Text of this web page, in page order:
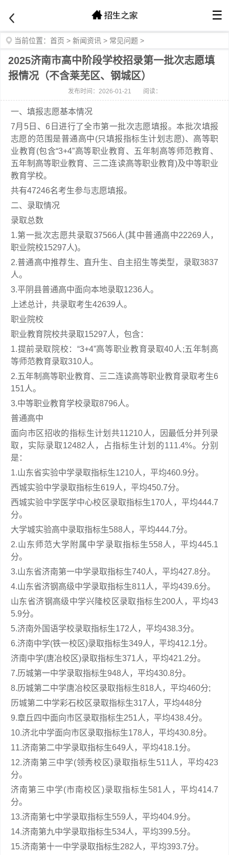
☰
当前位置： 首页 > 新闻资讯 > 常见问题 >
2025济南市高中阶段学校招录第一批次志愿填
报情况（不含莱芜区、钢城区）
发布时间：2026-01-21 阅读：
一、填报志愿基本情况
7月5日、6日进行了全市第一批次志愿填报。本批次填报
志愿的范围是普通高中(只填报指标生计划志愿)、高等职
业教育(包含“3+4”高等职业教育、五年制高等师范教育、
五年制高等职业教育、三二连读高等职业教育)及中等职业
教育学校。
共有47246名考生参与志愿填报。
二、录取情况
录取总数
1.第一批次志愿共录取37566人(其中普通高中22269人，
职业院校15297人)。
2.普通高中推荐生、直升生、自主招生等类型，录取3837
人。
3.平阴县普通高中面向本地录取1236人。
上述总计，共录取考生42639人。
职业院校
职业教育院校共录取15297人，包含：
1.提前录取院校：“3+4”高等职业教育录取40人;五年制高
等师范教育录取310人。
2.五年制高等职业教育、三二连读高等职业教育录取考生6
151人。
3.中等职业教育学校录取8796人。
普通高中
面向市区招收的指标生计划共11210人，因最低分并列录
取，实际录取12482人，占指标生计划的111.4%。分别
是：
1.山东省实验中学录取指标生1210人，平均460.9分。
西城实验中学录取指标生619人，平均450.7分。
西城实验中学医学中心校区录取指标生170人，平均444.7
分。
大学城实验高中录取指标生588人，平均444.7分。
2.山东师范大学附属中学录取指标生558人，平均445.1
分。
3.山东省济南第一中学录取指标生740人，平均427.8分。
4.山东省济钢高级中学录取指标生811人，平均439.6分。
山东省济钢高级中学兴隆校区录取指标生200人，平均43
5.9分。
5.济南外国语学校录取指标生172人，平均438.3分。
6.济南中学(铁一校区)录取指标生349人，平均412.1分。
济南中学(唐冶校区)录取指标生371人，平均421.2分。
7.历城第一中学录取指标生948人，平均430.8分。
8.历城第二中学唐冶校区录取指标生818人，平均460分;
历城第二中学彩石校区录取指标生317人，平均448分
9.章丘四中面向市区录取指标生251人，平均438.4分。
10.济北中学面向市区录取指标生178人，平均430.8分。
11.济南第二中学录取指标生649人，平均418.1分。
12.济南第三中学(领秀校区)录取指标生511人，平均423
分。
济南第三中学(市南校区)录取指标生581人，平均414.7
分。
13.济南第七中学录取指标生559人，平均404.9分。
14.济南第九中学录取指标生534人，平均399.5分。
15.济南第十一中学录取指标生282人，平均393.7分。